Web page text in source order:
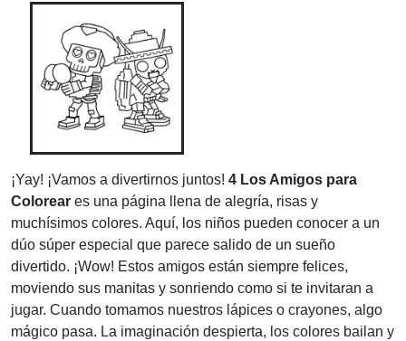
¡Yay! ¡Vamos a divertirnos juntos! 4 Los Amigos para
Colorear es una página llena de alegría, risas y
muchísimos colores. Aquí, los niños pueden conocer a un
dúo súper especial que parece salido de un sueño
divertido. ¡Wow! Estos amigos están siempre felices,
moviendo sus manitas y sonriendo como si te invitaran a
jugar. Cuando tomamos nuestros lápices o crayones, algo
mágico pasa. La imaginación despierta, los colores bailan y